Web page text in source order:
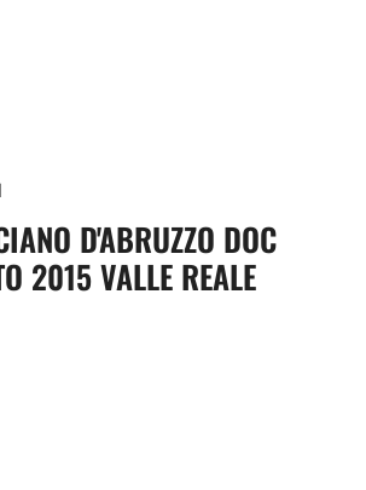
D'ABRUZZO DOC
2015 VALLE REALE